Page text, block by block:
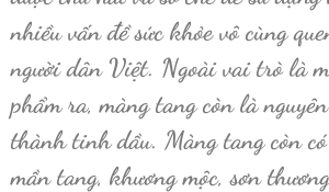
nhiều vấn đề sức khỏe vô cùng
người dân Việt. Ngoài vai trò là
phẩm ra, màng tang còn là
thành tinh dầu. Màng tang còn
mần tang, khương mộc, sơn